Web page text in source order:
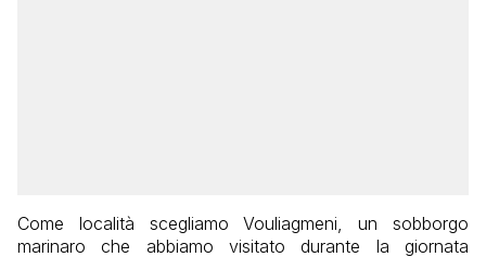
Come località scegliamo Vouliagmeni, un sobborgo
marinaro che abbiamo visitato durante la giornata